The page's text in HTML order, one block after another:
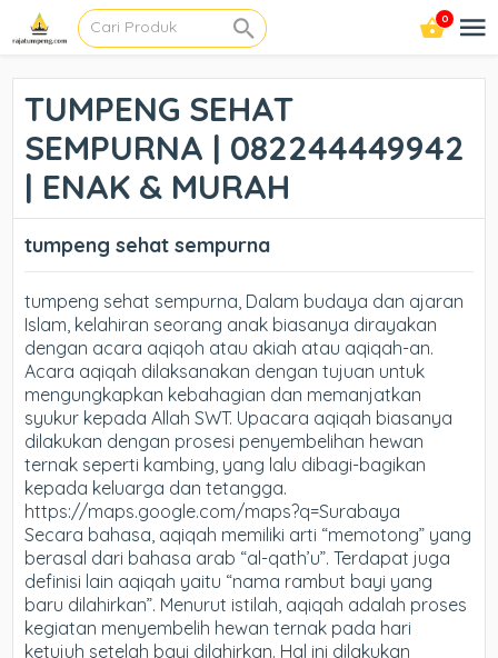
0
TUMPENG SEHAT
SEMPURNA | 082244449942
| ENAK & MURAH
tumpeng sehat sempurna
tumpeng sehat sempurna, Dalam budaya dan ajaran
Islam, kelahiran seorang anak biasanya dirayakan
dengan acara aqiqoh atau akiah atau aqiqah-an.
Acara aqiqah dilaksanakan dengan tujuan untuk
mengungkapkan kebahagian dan memanjatkan
syukur kepada Allah SWT. Upacara aqiqah biasanya
dilakukan dengan prosesi penyembelihan hewan
ternak seperti kambing, yang lalu dibagi-bagikan
kepada keluarga dan tetangga.
https://maps.google.com/maps?q=Surabaya
Secara bahasa, aqiqah memiliki arti “memotong” yang
berasal dari bahasa arab “al-qath’u”. Terdapat juga
definisi lain aqiqah yaitu “nama rambut bayi yang
baru dilahirkan”. Menurut istilah, aqiqah adalah proses
kegiatan menyembelih hewan ternak pada hari
ketujuh setelah bayi dilahirkan. Hal ini dilakukan